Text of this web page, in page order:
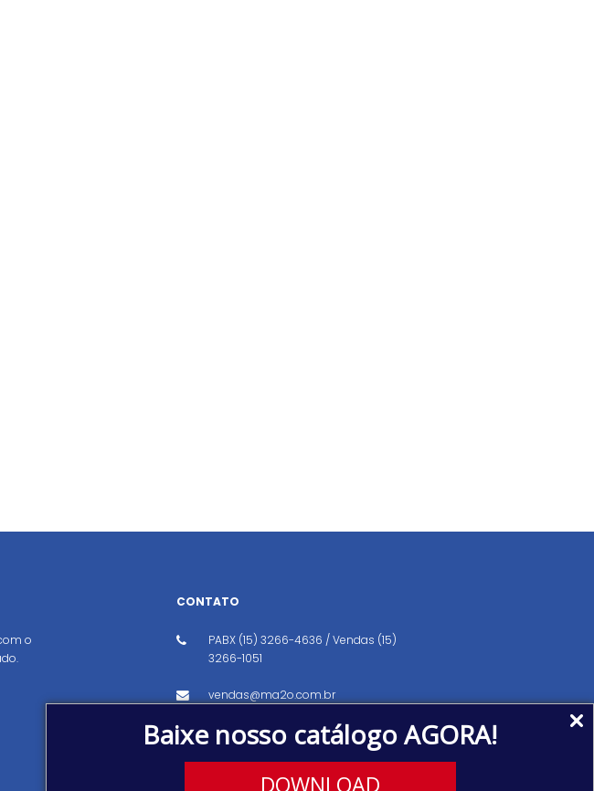
Baixe nosso catálogo AGORA!
DOWNLOAD
o
CONTATO
PABX (15) 3266-4636 / Vendas (15)
3266-1051
vendas@ma2o.com.br
Avenida dos Eucaliptos, 151, Distrito
Industrial, Iperó/SP CEP: 18560-000